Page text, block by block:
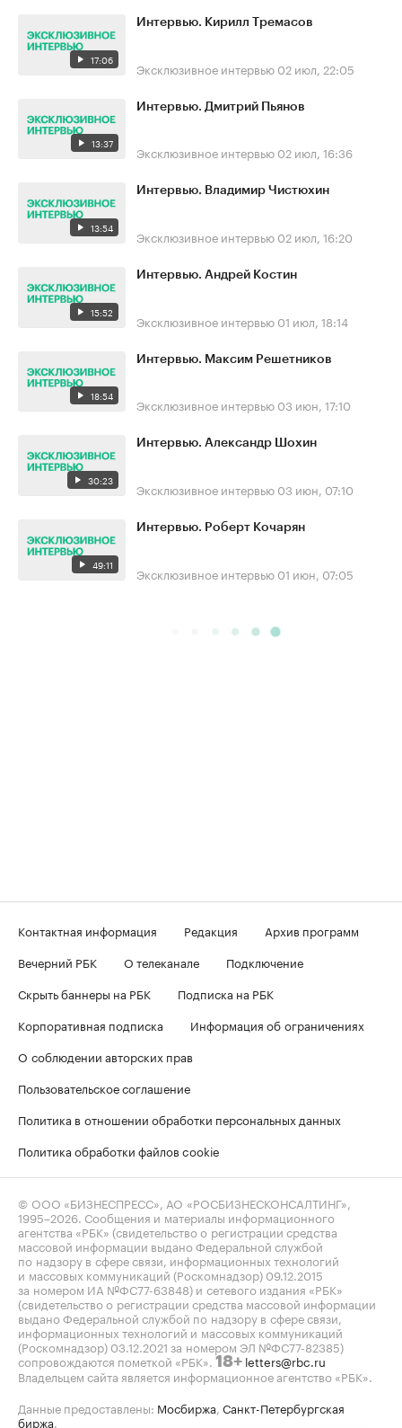
17:06
Интервью. Кирилл Тремасов
Эксклюзивное интервью 02 июл, 22:05
13:37
Интервью. Дмитрий Пьянов
Эксклюзивное интервью 02 июл, 16:36
13:54
Интервью. Владимир Чистюхин
Эксклюзивное интервью 02 июл, 16:20
15:52
Интервью. Андрей Костин
Эксклюзивное интервью 01 июл, 18:14
18:54
Интервью. Максим Решетников
Эксклюзивное интервью 03 июн, 17:10
30:23
Интервью. Александр Шохин
Эксклюзивное интервью 03 июн, 07:10
49:11
Интервью. Роберт Кочарян
Эксклюзивное интервью 01 июн, 07:05
Контактная информация Редакция
Архив программ
Вечерний РБК
О телеканале
Подключение
Скрыть баннеры на РБК
Подписка на РБК
Корпоративная подписка
Информация об ограничениях
О соблюдении авторских прав
Пользовательское соглашение
Политика в отношении обработки персональных данных
Политика обработки файлов cookie
© ООО «БИЗНЕСПРЕСС», АО «РОСБИЗНЕСКОНСАЛТИНГ»,
1995–2026 . Сообщения и материалы информационного
агентства «РБК» (свидетельство о регистрации средства
массовой информации выдано Федеральной службой
по надзору в сфере связи, информационных технологий
и массовых коммуникаций (Роскомнадзор) 09.12.2015
за номером ИА №ФС77-63848) и сетевого издания «РБК»
(свидетельство о регистрации средства массовой информации
выдано Федеральной службой по надзору в сфере связи,
информационных технологий и массовых коммуникаций
(Роскомнадзор) 03.12.2021 за номером ЭЛ №ФС77-82385)
сопровождаются пометкой «РБК». 18+ letters@rbc.ru
Владельцем сайта является информационное агентство «РБК».
Данные предоставлены: Мосбиржа Санкт-Петербургская
биржа